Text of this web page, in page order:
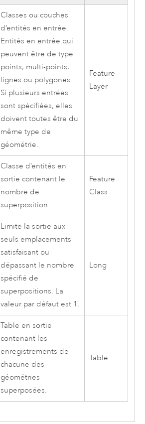
Classes ou couches
d’entités en entrée.
Entités en entrée qui
peuvent être de type
points, multi-points,
lignes ou polygones.
Si plusieurs entrées
sont spécifiées, elles
doivent toutes être du
même type de
géométrie.
Feature
Layer
Classe d’entités en
sortie contenant le
nombre de
superposition.
Feature
Class
Limite la sortie aux
seuls emplacements
satisfaisant ou
dépassant le nombre
spécifié de
superpositions. La
valeur par défaut est 1.
Long
Table en sortie
contenant les
enregistrements de
chacune des
géométries
superposées.
Table